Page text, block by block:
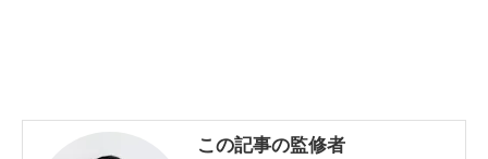
この記事の監修者